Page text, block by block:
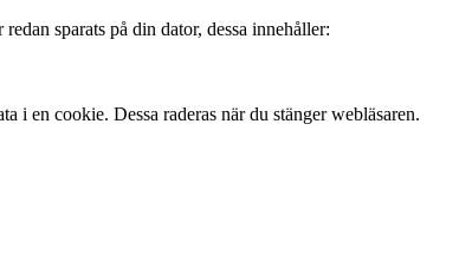
sparats på din dator, dessa innehåller:
i en cookie. Dessa raderas när du stänger webläsaren.